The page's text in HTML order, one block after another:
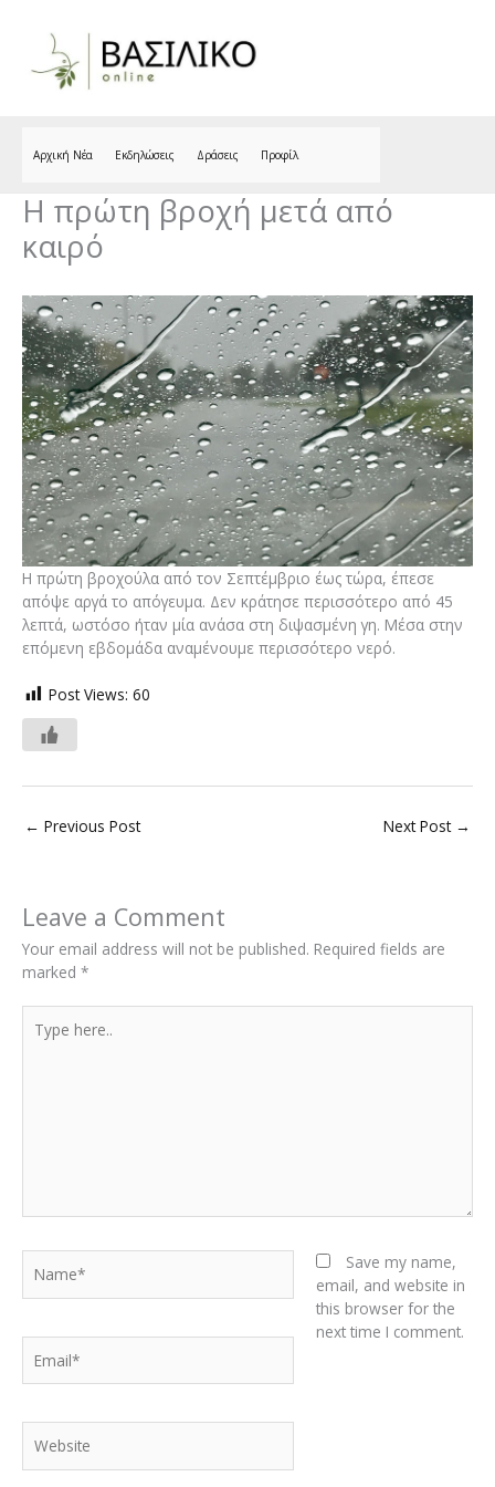
Αρχική Νέα Εκδηλώσεις Δράσεις Προφίλ
Η πρώτη βροχή μετά από
καιρό
Η πρώτη βροχούλα από τον Σεπτέμβριο έως τώρα, έπεσε
απόψε αργά το απόγευμα. Δεν κράτησε περισσότερο από 45
λεπτά, ωστόσο ήταν μία ανάσα στη διψασμένη γη. Μέσα στην
επόμενη εβδομάδα αναμένουμε περισσότερο νερό.
Post Views: 60
← Previous Post Next Post →
Leave a Comment
Your email address will not be published. Required fields are
marked *
here..
Save my name,
email, and website in
this browser for the
next time I comment.